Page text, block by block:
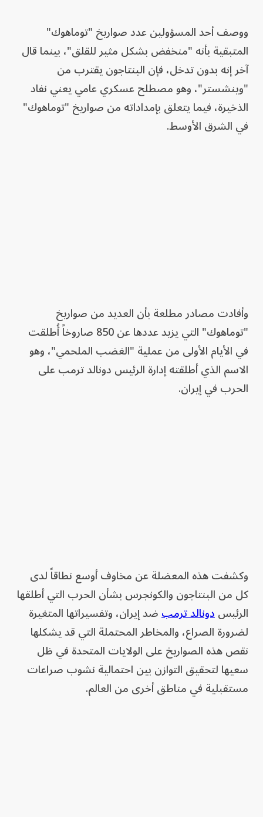
ووصف أحد المسؤولين عدد صواريخ "توماهوك"
المتبقية بأنه "منخفض بشكل مثير للقلق"، بينما قال
آخر إنه بدون تدخل، فإن البنتاجون يقترب من
"وينشستر"، وهو مصطلح عسكري عامي يعني نفاد
الذخيرة، فيما يتعلق بإمداداته من صواريخ "توماهوك"
في الشرق الأوسط.
وأفادت مصادر مطلعة بأن العديد من صواريخ
"توماهوك" التي يزيد عددها عن 850 صاروخاً أُطلقت
في الأيام الأولى من عملية "الغضب الملحمي"، وهو
الاسم الذي أطلقته إدارة الرئيس دونالد ترمب على
الحرب في إيران.
وكشفت هذه المعضلة عن مخاوف أوسع نطاقاً لدى
كل من البنتاجون والكونجرس بشأن الحرب التي أطلقها
الرئيسدونالد ترمبضد إيران، وتفسيراتها المتغيرة
لضرورة الصراع، والمخاطر المحتملة التي قد يشكلها
نقص هذه الصواريخ على الولايات المتحدة في ظل
سعيها لتحقيق التوازن بين احتمالية نشوب صراعات
مستقبلية في مناطق أخرى من العالم.